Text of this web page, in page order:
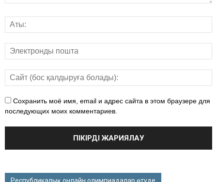
Сохранить моё имя, email и адрес сайта в этом браузере для
последующих моих комментариев.
Республикалық онлайн олимпиадалар өтуде